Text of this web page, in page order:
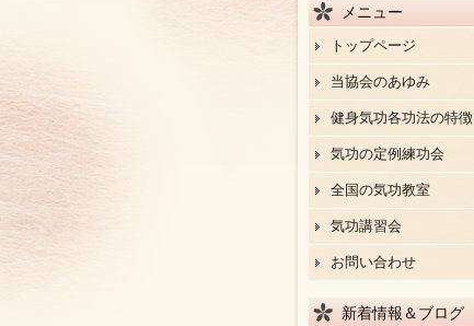
メニュー
トップページ
当協会のあゆみ
健身気功各功法の特徴
気功の定例練功会
全国の気功教室
気功講習会
お問い合わせ
新着情報＆ブログ